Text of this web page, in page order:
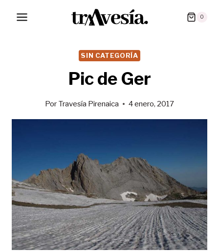
0
SIN CATEGORÍA
Pic de Ger
Por Travesía Pirenaica 4 enero, 2017